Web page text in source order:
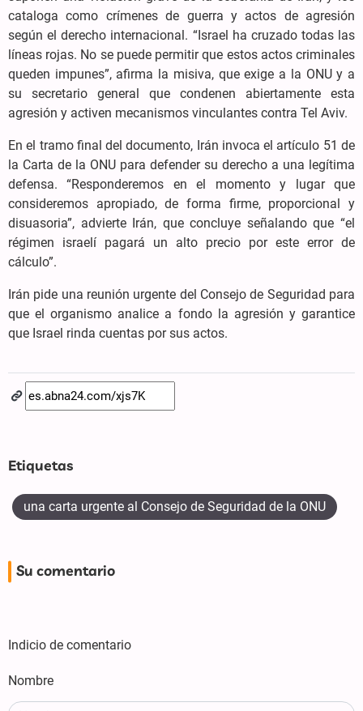
cataloga como crímenes de guerra y actos de agresión
según el derecho internacional. “Israel ha cruzado todas las
líneas rojas. No se puede permitir que estos actos criminales
queden impunes”, afirma la misiva, que exige a la ONU y a
su secretario general que condenen abiertamente esta
agresión y activen mecanismos vinculantes contra Tel Aviv.
En el tramo final del documento, Irán invoca el artículo 51 de
la Carta de la ONU para defender su derecho a una legítima
defensa. “Responderemos en el momento y lugar que
consideremos apropiado, de forma firme, proporcional y
disuasoria”, advierte Irán, que concluye señalando que “el
régimen israelí pagará un alto precio por este error de
cálculo”.
Irán pide una reunión urgente del Consejo de Seguridad para
que el organismo analice a fondo la agresión y garantice
que Israel rinda cuentas por sus actos.
Etiquetas
una carta urgente al Consejo de Seguridad de la ONU
Su comentario
Indicio de comentario
Nombre